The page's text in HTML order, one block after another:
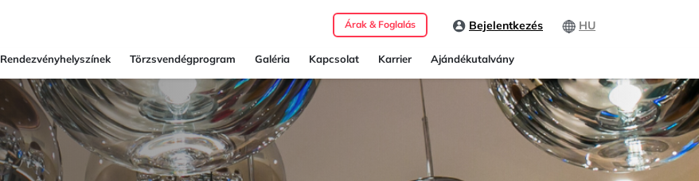
Árak & Foglalás Bejelentkezés HU
Rendezvényhelyszínek Törzsvendégprogram Galéria Kapcsolat Karrier Ajándékutalvány